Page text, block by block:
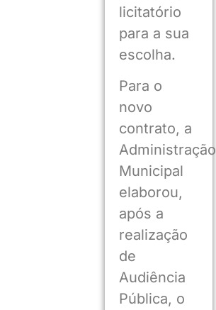
licitatório
para a sua
escolha.
Para o
novo
contrato, a
Administração
Municipal
elaborou,
após a
realização
de
Audiência
Pública, o